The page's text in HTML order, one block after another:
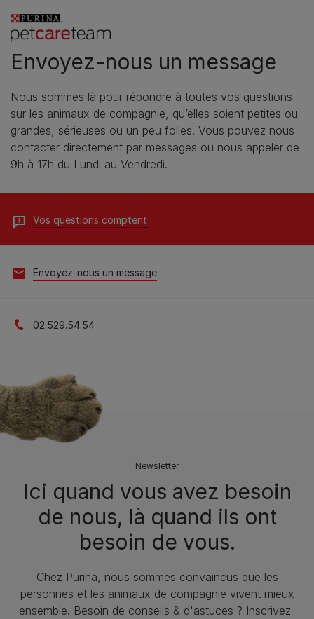
Envoyez-nous un message
Nous sommes là pour répondre à toutes vos questions
sur les animaux de compagnie, qu’elles soient petites ou
grandes, sérieuses ou un peu folles. Vous pouvez nous
contacter directement par messages ou nous appeler de
9h à 17h du Lundi au Vendredi.
Vos questions comptent
Envoyez-nous un message
02.529.54.54
Newsletter
Ici quand vous avez besoin
de nous, là quand ils ont
besoin de vous.
Chez Purina, nous sommes convaincus que les
personnes et les animaux de compagnie vivent mieux
ensemble. Besoin de conseils & d'astuces ? Inscrivez-